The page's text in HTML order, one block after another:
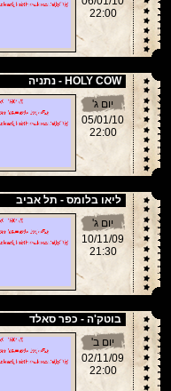
22:00
HOLY COW - נתניה
יום ג'
05/01/10
22:00
ליאו בלומס - תל אביב
יום ג'
10/11/09
21:30
בוטק'ה - כפר סאלד
יום ב'
02/11/09
22:00